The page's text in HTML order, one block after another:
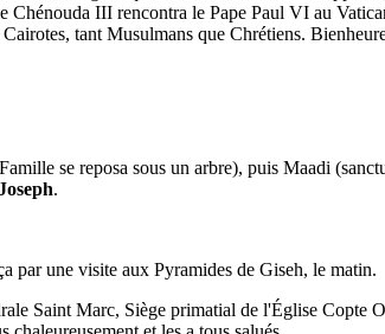
Chénouda III rencontra le Pape Paul VI au
tant Musulmans que Chrétiens.
se reposa sous un arbre), puis Maadi
.
par une visite aux Pyramides de Giseh, le matin.
Saint Marc, Siège primatial de l'Église Copte